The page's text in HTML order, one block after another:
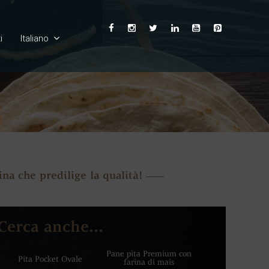
Italiano
English
Ελληνικά
Français
Español
che predilige la qualità!
anche...
Pita Pocket Ovale
Pane pita Premium con
farina di mais